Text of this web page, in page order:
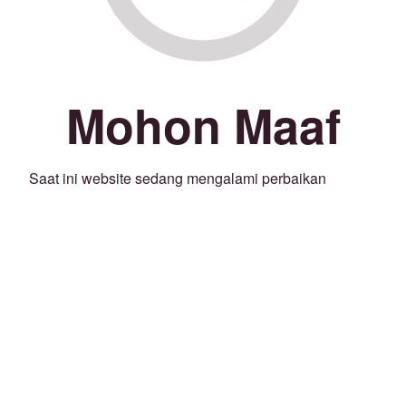
Mohon Maaf
Saat ini website sedang mengalami perbaikan